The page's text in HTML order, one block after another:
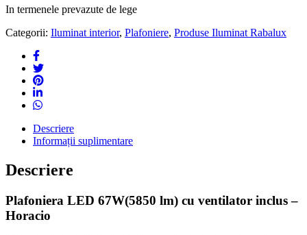
In termenele prevazute de lege
Categorii: Iluminat interior, Plafoniere, Produse Iluminat Rabalux
Descriere
Informații suplimentare
Descriere
Plafoniera LED 67W(5850 lm) cu ventilator inclus –
Horacio